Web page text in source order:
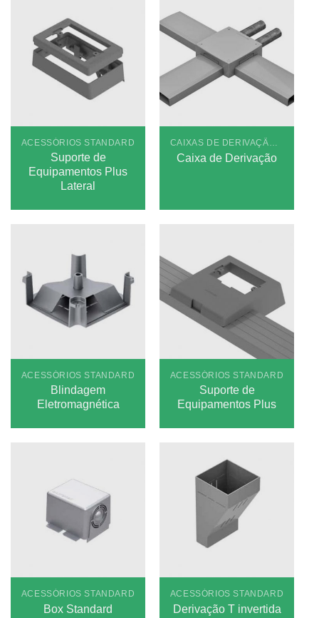
ACESSÓRIOS STANDARD
Suporte de
Equipamentos Plus
Lateral
CAIXAS DE DERIVAÇÃO STANDARD
Caixa de Derivação
ACESSÓRIOS STANDARD
Blindagem
Eletromagnética
ACESSÓRIOS STANDARD
Suporte de
Equipamentos Plus
ACESSÓRIOS STANDARD
Box Standard
ACESSÓRIOS STANDARD
Derivação T invertida